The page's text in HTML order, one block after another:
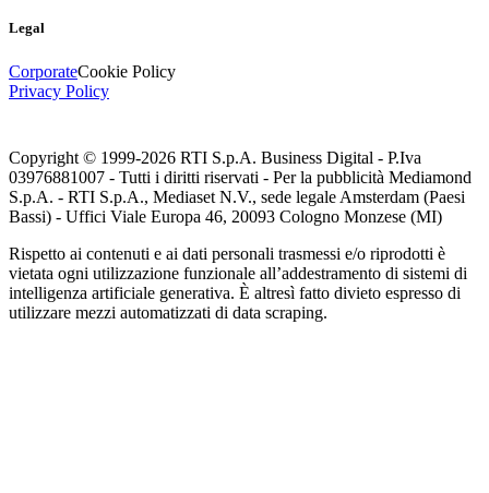
Legal
CorporateCookie Policy
Privacy Policy
Copyright © 1999-2026 RTI S.p.A. Business Digital - P.Iva
03976881007 - Tutti i diritti riservati - Per la pubblicità Mediamond
S.p.A. - RTI S.p.A., Mediaset N.V., sede legale Amsterdam (Paesi
Bassi) - Uffici Viale Europa 46, 20093 Cologno Monzese (MI)
Rispetto ai contenuti e ai dati personali trasmessi e/o riprodotti è
vietata ogni utilizzazione funzionale all’addestramento di sistemi di
intelligenza artificiale generativa. È altresì fatto divieto espresso di
utilizzare mezzi automatizzati di data scraping.